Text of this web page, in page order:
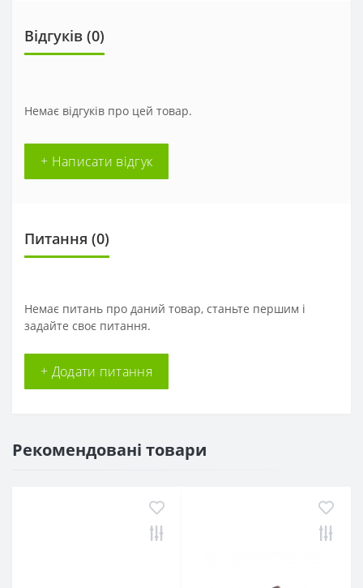
Відгуків (0)
Немає відгуків про цей товар.
+ Написати відгук
Питання (0)
Немає питань про даний товар, станьте першим і
задайте своє питання.
+ Додати питання
Рекомендовані товари